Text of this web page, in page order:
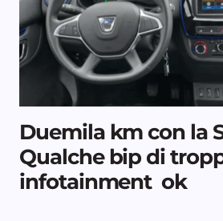
Duemila km con la
Qualche bip di
infotainment ok